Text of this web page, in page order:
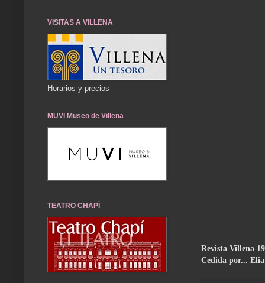
Revista Villena
Cedida por...
VISITAS A VILLENA
Horarios y precios
MUVI Museo de Villena
TEATRO CHAPÍ